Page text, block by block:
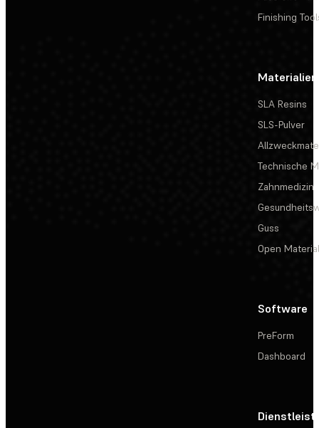
Finishing
Materialien
SLA Resins
SLS-Pulver
Technische
Zahnmedizin
Guss
Open
Software
PreForm
Dashboard